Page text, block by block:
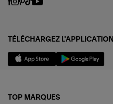
TÉLÉCHARGEZ L'APPLICATION
TOP MARQUES